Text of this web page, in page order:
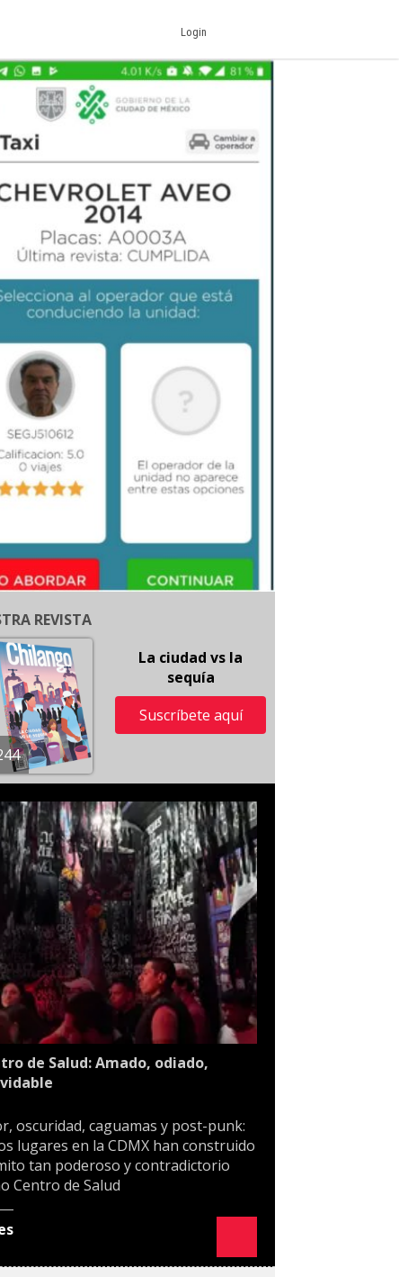
Login
REVISTA
La ciudad vs la
sequía
Suscríbete aquí
de Salud: Amado, odiado,
oscuridad, caguamas y post-punk:
lugares en la CDMX han construido
tan poderoso y contradictorio
Centro de Salud